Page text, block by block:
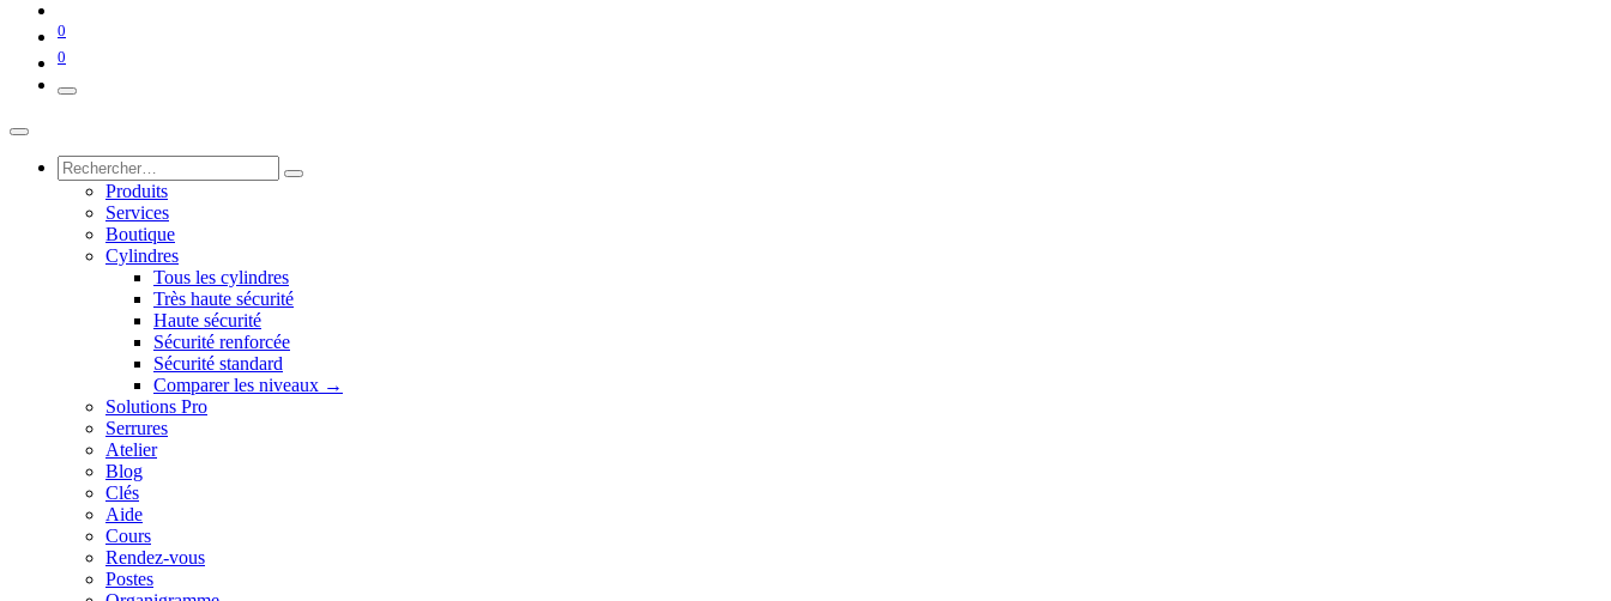
0
0
Produits
Services
Boutique
Cylindres
Tous les cylindres
Très haute sécurité
Haute sécurité
Sécurité renforcée
Sécurité standard
Comparer les niveaux →
Solutions Pro
Serrures
Atelier
Blog
Clés
Aide
Cours
Rendez-vous
Postes